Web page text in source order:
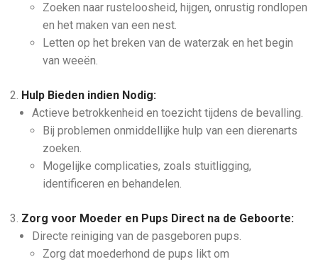
Zoeken naar rusteloosheid, hijgen, onrustig rondlopen
en het maken van een nest.
Letten op het breken van de waterzak en het begin
van weeën.
Hulp Bieden indien Nodig:
Actieve betrokkenheid en toezicht tijdens de bevalling.
Bij problemen onmiddellijke hulp van een dierenarts
zoeken.
Mogelijke complicaties, zoals stuitligging,
identificeren en behandelen.
Zorg voor Moeder en Pups Direct na de Geboorte:
Directe reiniging van de pasgeboren pups.
Zorg dat moederhond de pups likt om